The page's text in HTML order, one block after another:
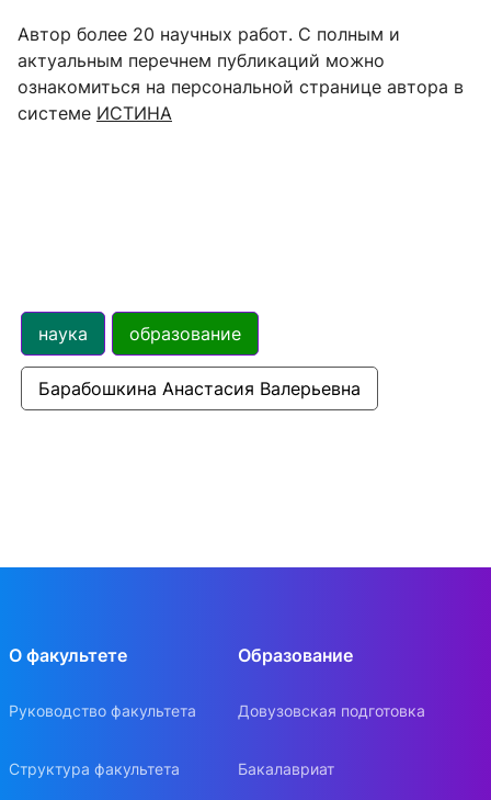
Автор более 20 научных работ. С полным и
актуальным перечнем публикаций можно
ознакомиться на персональной странице автора в
системе ИСТИНА
наука образование
Барабошкина Анастасия Валерьевна
О факультете
Руководство факультета
Структура факультета
Образование
Довузовская подготовка
Бакалавриат